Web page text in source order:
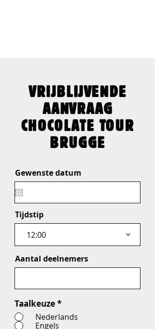
VRIJBLIJVENDE
AANVRAAG
CHOCOLATE TOUR
BRUGGE
Gewenste datum
Tijdstip
12:00
Aantal deelnemers
Taalkeuze*
Nederlands
Engels